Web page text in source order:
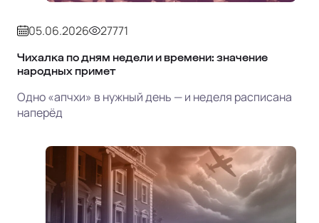
05.06.2026 27771
Чихалка по дням недели и времени: значение
народных примет
Одно «апчхи» в нужный день — и неделя расписана
наперёд